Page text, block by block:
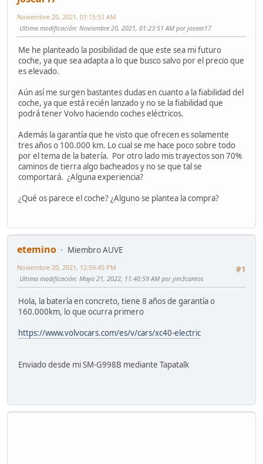
Noviembre 20, 2021, 01:15:51 AM
Ultima modificación: Noviembre 20, 2021, 01:23:51 AM por josear17
Me he planteado la posibilidad de que este sea mi futuro
coche, ya que sea adapta a lo que busco salvo por el precio que
es elevado.
Aún así me surgen bastantes dudas en cuanto a la fiabilidad del
coche, ya que está recién lanzado y no se la fiabilidad que
podrá tener Volvo haciendo coches eléctricos.
Además la garantía que he visto que ofrecen es solamente
tres años o 100.000 km. Lo cual se me hace poco sobre todo
por el tema de la batería. Por otro lado mis trayectos son 70%
caminos de tierra algo bacheados y no se que tal se
comportará. ¿Alguna experiencia?
¿Qué os parece el coche? ¿Alguno se plantea la compra?
etemino
Miembro AUVE
#1
Noviembre 20, 2021, 12:59:45 PM
Ultima modificación: Mayo 21, 2022, 11:40:59 AM por jim3cantos
Hola, la batería en concreto, tiene 8 años de garantía o
160.000km, lo que ocurra primero
https://www.volvocars.com/es/v/cars/xc40-electric
Enviado desde mi SM-G998B mediante Tapatalk